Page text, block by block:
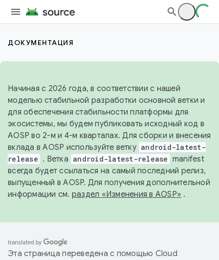
ДОКУМЕНТАЦИЯ
Начиная с 2026 года, в соответствии с нашей
моделью стабильной разработки основной ветки и
для обеспечения стабильности платформы для
экосистемы, мы будем публиковать исходный код в
AOSP во 2-м и 4-м кварталах. Для сборки и внесения
вклада в AOSP используйте ветку android-latest-
release . Ветка android-latest-release manifest
всегда будет ссылаться на самый последний релиз,
выпущенный в AOSP. Для получения дополнительной
информации см. раздел «Изменения в AOSP» .
Эта страница переведена с помощью Cloud